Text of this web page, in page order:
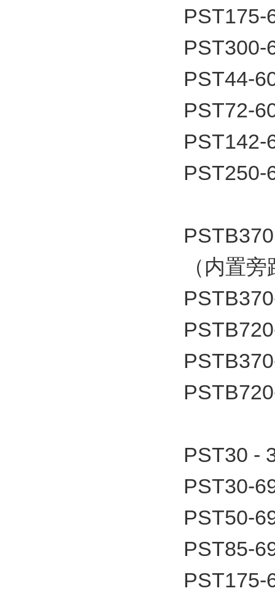
PST44-
PST72-
PST142-
PST250-
（内置
PST30 -
PST30-
PST50-
PST85-